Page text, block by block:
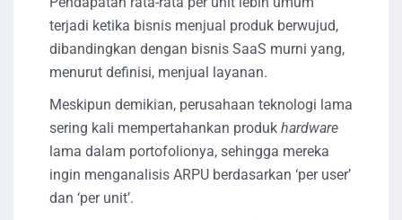
terjadi ketika bisnis menjual produk berwujud,
dibandingkan dengan bisnis SaaS murni yang,
menurut definisi, menjual layanan.
Meskipun demikian, perusahaan teknologi lama
sering kali mempertahankan produk hardware
lama dalam portofolionya, sehingga mereka
ingin menganalisis ARPU berdasarkan ‘per user’
dan ‘per unit’.